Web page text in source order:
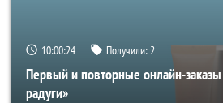
10:00:23 Получили:2
Первый и повторные онлайн-
радуги»